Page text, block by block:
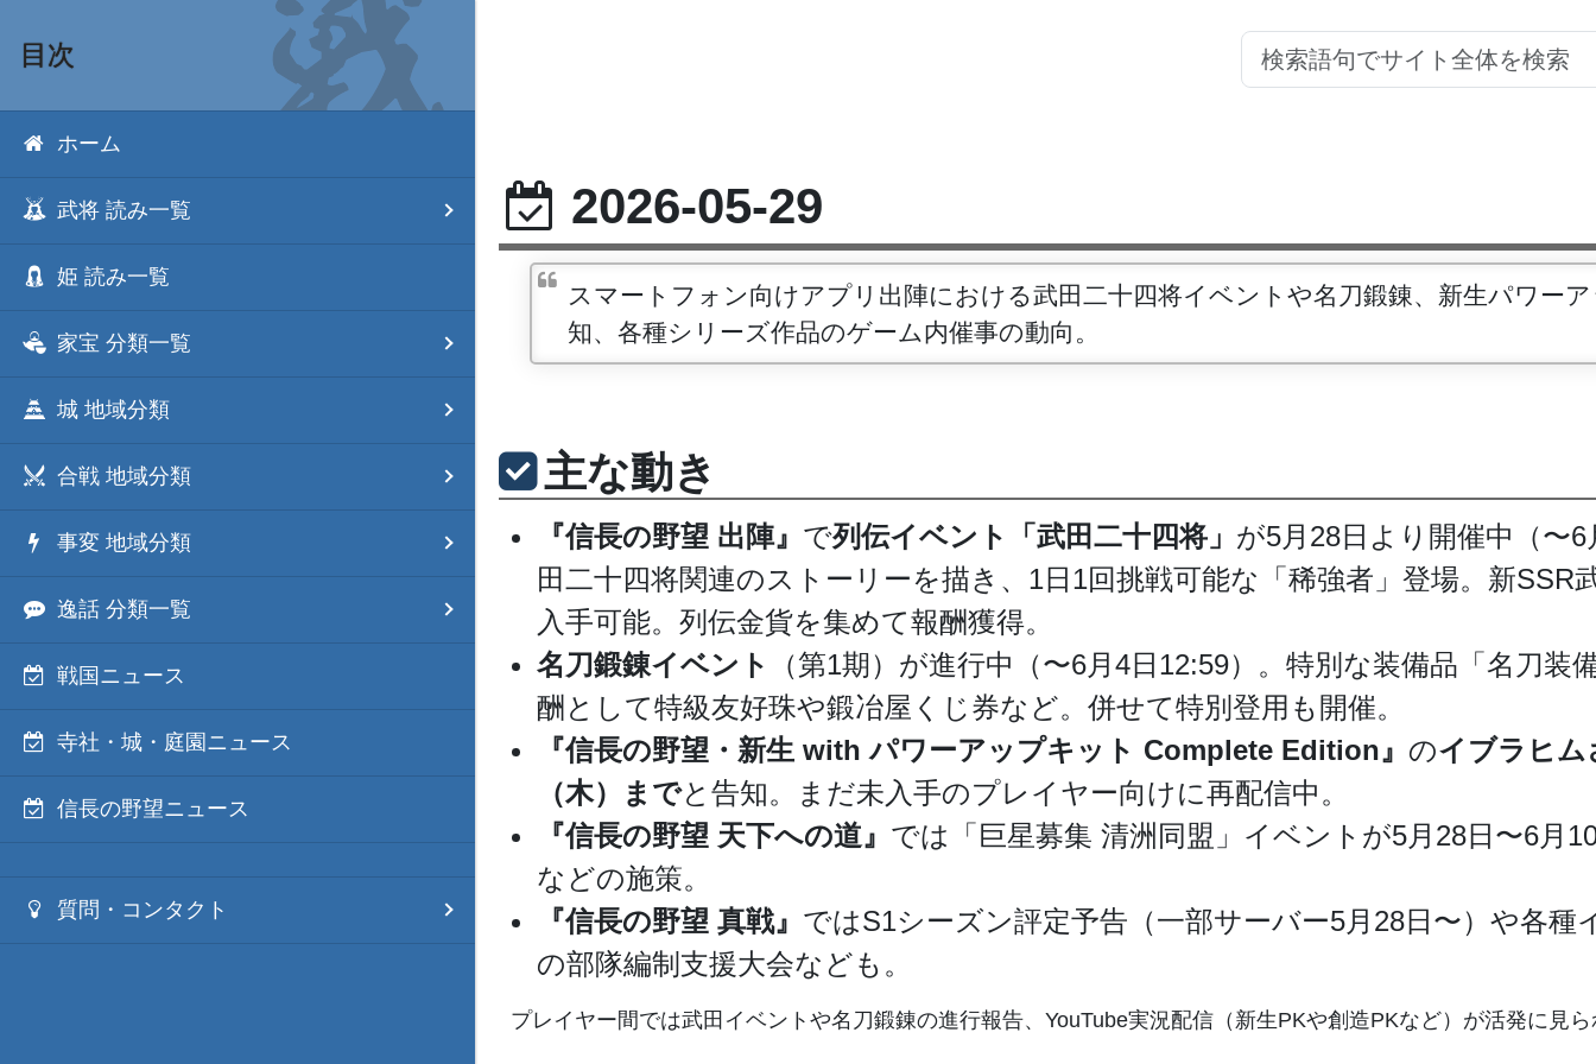
目次
ホーム
武将 読み一覧
姫 読み一覧
家宝 分類一覧
城 地域分類
合戦 地域分類
事変 地域分類
逸話 分類一覧
戦国ニュース
寺社・城・庭園ニュース
信長の野望ニュース
質問・コンタクト
2026-05-29
スマートフォン向けアプリ出陣における武田二十四将イベントや名刀鍛錬、新生パワー
知、各種シリーズ作品のゲーム内催事の動向。
主な動き
『信長の野望 出陣』 で列伝イベント「武田二十四将」 が5月28日より開催中（〜
田二十四将関連のストーリーを描き、1日1回挑戦可能な「稀強者」登場。新SSR
入手可能。列伝金貨を集めて報酬獲得。
名刀鍛錬イベント
（第1期）が進行中（〜6月4日12:59）。特別な装備品「名刀
酬として特級友好珠や鍛冶屋くじ券など。併せて特別登用も開催。
『信長の野望・新生 with パワーアップキット Complete Edition』 のイブラヒム
（木）までと告知。まだ未入手のプレイヤー向けに再配信中。
『信長の野望 天下への道』 では「巨星募集 清洲同盟」イベントが5月28日〜6月
などの施策。
『信長の野望 真戦』 ではS1シーズン評定予告（一部サーバー5月28日〜）や各種
の部隊編制支援大会なども。
プレイヤー間では武田イベントや名刀鍛錬の進行報告、YouTube実況配信（新生PKや創造PKなど）が活発に見